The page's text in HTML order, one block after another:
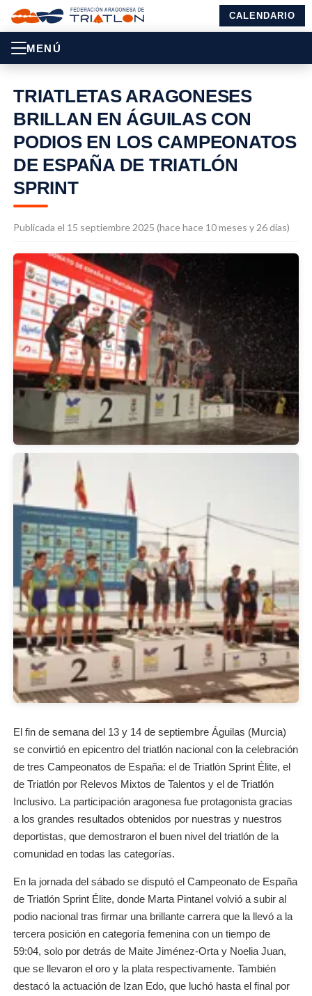
CALENDARIO
MENÚ
TRIATLETAS ARAGONESES
BRILLAN EN ÁGUILAS CON
PODIOS EN LOS CAMPEONATOS
DE ESPAÑA DE TRIATLÓN
SPRINT
Publicada el 15 septiembre 2025 (hace hace 10 meses y 26 días)
El fin de semana del 13 y 14 de septiembre Águilas (Murcia)
se convirtió en epicentro del triatlón nacional con la celebración
de tres Campeonatos de España: el de Triatlón Sprint Élite, el
de Triatlón por Relevos Mixtos de Talentos y el de Triatlón
Inclusivo. La participación aragonesa fue protagonista gracias
a los grandes resultados obtenidos por nuestras y nuestros
deportistas, que demostraron el buen nivel del triatlón de la
comunidad en todas las categorías.
En la jornada del sábado se disputó el Campeonato de España
de Triatlón Sprint Élite, donde Marta Pintanel volvió a subir al
podio nacional tras firmar una brillante carrera que la llevó a la
tercera posición en categoría femenina con un tiempo de
59:04, solo por detrás de Maite Jiménez-Orta y Noelia Juan,
que se llevaron el oro y la plata respectivamente. También
destacó la actuación de Izan Edo, que luchó hasta el final por